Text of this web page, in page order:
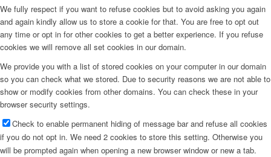
We fully respect if you want to refuse cookies but to avoid asking you again
and again kindly allow us to store a cookie for that. You are free to opt out
any time or opt in for other cookies to get a better experience. If you refuse
cookies we will remove all set cookies in our domain.
We provide you with a list of stored cookies on your computer in our domain
so you can check what we stored. Due to security reasons we are not able to
show or modify cookies from other domains. You can check these in your
browser security settings.
Check to enable permanent hiding of message bar and refuse all cookies
if you do not opt in. We need 2 cookies to store this setting. Otherwise you
will be prompted again when opening a new browser window or new a tab.